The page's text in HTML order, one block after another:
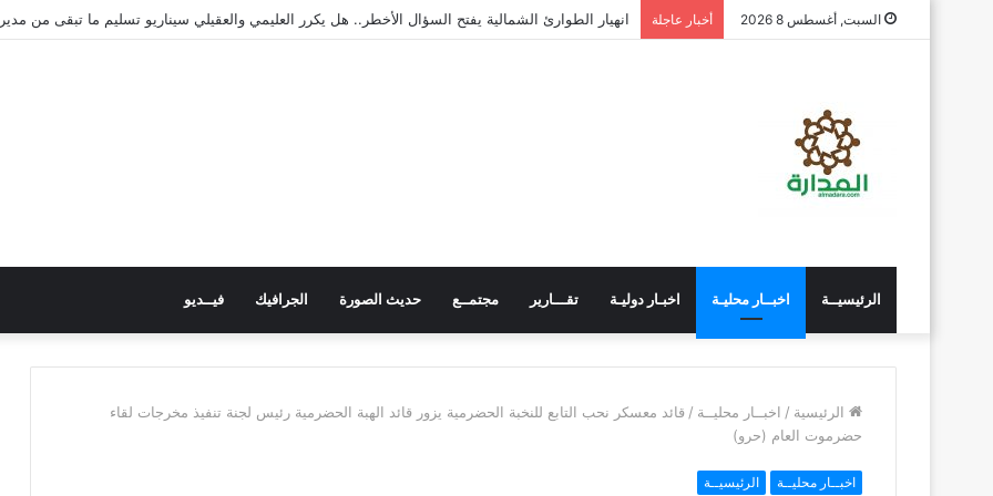
السبت, أغسطس 8 2026 أخبار عاجلة
الرئيسيــة اخبــار محليـة اخبـار دوليـة تقـــارير مجتمــع حديث الصورة الجرافيك فيــديو
الرئيسية / اخبــار محليــة / قائد معسكر نحب التابع للنخبة الحضرمية يزور قائد الهبة الحضرمية رئيس لجنة تنفيذ مخرجات لقاء
حضرموت العام (حرو)
اخبــار محليــة الرئيسيــة